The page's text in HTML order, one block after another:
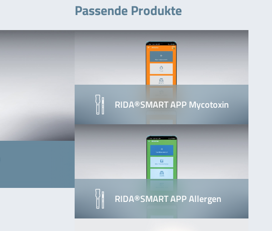
Passende Produkte
RIDA®SMART APP Mycotoxin
RIDA®SMART APP Allergen